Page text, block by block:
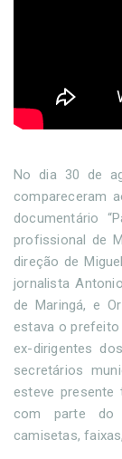
No dia 30 de
compareceram
documentário
profissional de
direção de
jornalista
de Maringá, e
estava o prefeito
ex-dirigentes
secretários
esteve presente
com parte do
camisetas,